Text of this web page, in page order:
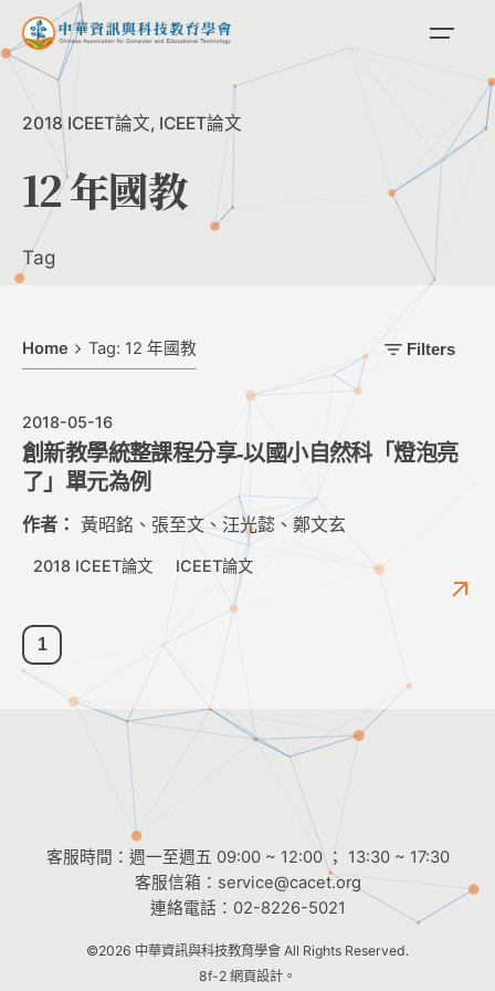
Skip
to
content
2018 ICEET論文 ICEET論文
12 年國教
Tag
Home Tag: 12 年國教 Filters
2018-05-16
創新教學統整課程分享-以國小自然科「燈泡亮
了」單元為例
作者： 黃昭銘、張至文、汪光懿、鄭文玄
2018 ICEET論文 ICEET論文
1
客服時間：週一至週五 09:00 ~ 12:00 ； 13:30 ~ 17:30
客服信箱： service@cacet.org
連絡電話： 02-8226-5021
©2026 中華資訊與科技教育學會 All Rights Reserved.
8f-2 網頁設計。